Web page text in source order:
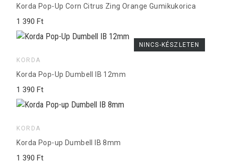
Korda Pop-Up Corn Citrus Zing Orange Gumikukorica
1 390 Ft
KORDA
Korda Pop-Up Dumbell IB 12mm
1 390 Ft
NINCS-KÉSZLETEN
KORDA
Korda Pop-up Dumbell IB 8mm
1 390 Ft